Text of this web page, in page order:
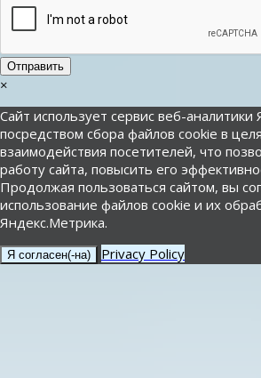
Отправить
×
Сайт использует сервис веб-аналитики
посредством сбора файлов cookie в
взаимодействия посетителей, что
работу сайта, повысить его
Продолжая пользоваться сайтом, вы
использование файлов cookie и их
Яндекс.Метрика.
Я согласен(-на) Privacy Policy